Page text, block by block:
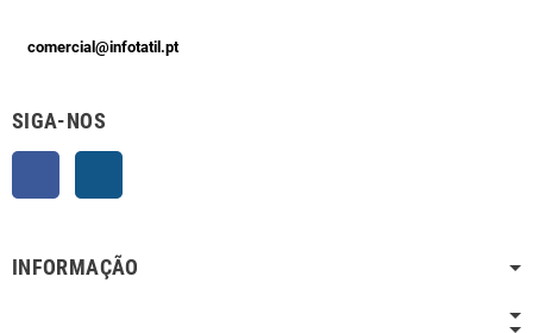
comercial@infotatil.pt
SIGA-NOS
INFORMAÇÃO